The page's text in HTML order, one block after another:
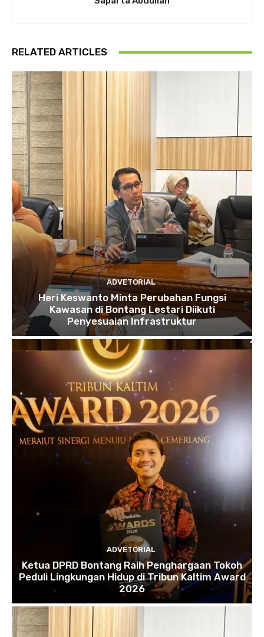
RELATED ARTICLES
ADVETORIAL
Heri Keswanto Minta Perubahan Fungsi
Kawasan di Bontang Lestari Diikuti
Penyesuaian Infrastruktur
ADVETORIAL
Ketua DPRD Bontang Raih Penghargaan Tokoh
Peduli Lingkungan Hidup di Tribun Kaltim Award
2026